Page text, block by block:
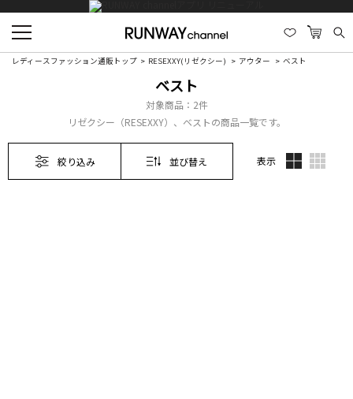
レディースファッション通販トップ RESEXXY(リゼクシー) アウター ベスト
ベスト
対象商品： 2件
リゼクシー（RESEXXY）、ベストの商品一覧です。
絞り込み 並び替え 表示